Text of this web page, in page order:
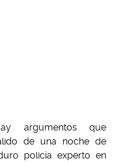
argumentos que
de una noche de
policía experto en